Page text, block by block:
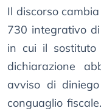
Il discorso
730 integrativo
in cui il sostituto
dichiarazione
avviso di
conguaglio